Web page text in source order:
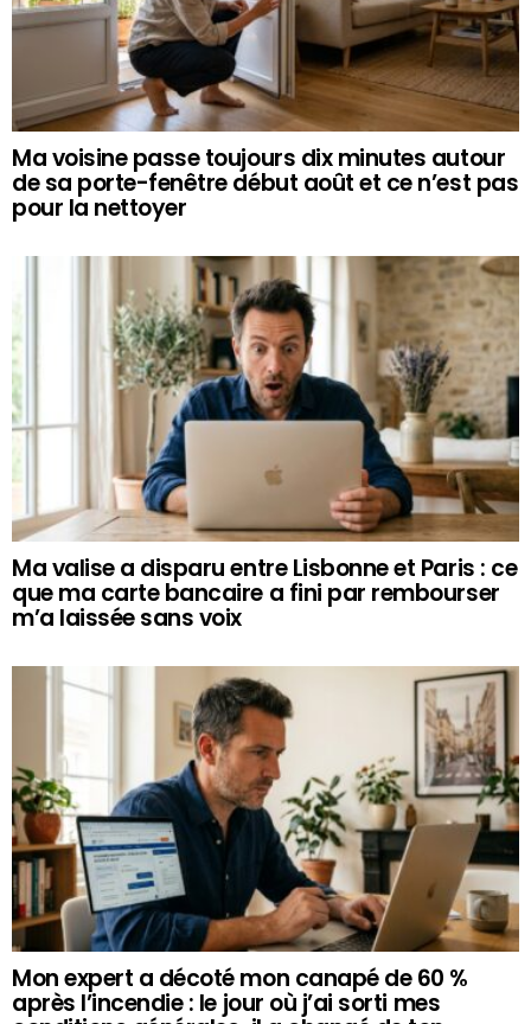
Ma voisine passe toujours dix minutes autour
de sa porte-fenêtre début août et ce n’est pas
pour la nettoyer
Ma valise a disparu entre Lisbonne et Paris : ce
que ma carte bancaire a fini par rembourser
m’a laissée sans voix
Mon expert a décoté mon canapé de 60 %
après l’incendie : le jour où j’ai sorti mes